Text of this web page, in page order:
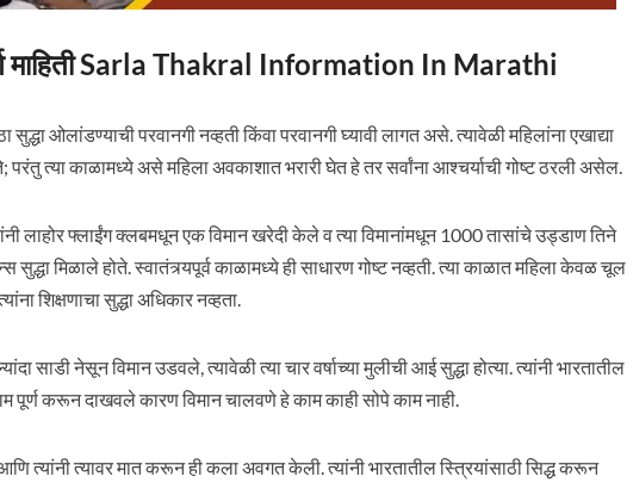
माहिती Sarla Thakral Information In Marathi
सुद्धा ओलांडण्याची परवानगी नव्हती किंवा परवानगी घ्यावी लागत असे. त्यावेळी महिलांना एखाद्या
त्या काळामध्ये असे महिला अवकाशात भरारी घेत हे तर सर्वांना आश्चर्याची गोष्ट ठरली असेल.
लाहोर फ्लाईंग क्लबमधून एक विमान खरेदी केले व त्या विमानांमधून 1000 तासांचे उड्डाण तिने
सुद्धा मिळाले होते. स्वातंत्र्यपूर्व काळामध्ये ही साधारण गोष्ट नव्हती. त्या काळात महिला केवळ चूल
शिक्षणाचा सुद्धा अधिकार नव्हता.
साडी नेसून विमान उडवले, त्यावेळी त्या चार वर्षाच्या मुलीची आई सुद्धा होत्या. त्यांनी भारतातील
पूर्ण करून दाखवले कारण विमान चालवणे हे काम काही सोपे काम नाही.
त्यांनी त्यावर मात करून ही कला अवगत केली. त्यांनी भारतातील स्त्रियांसाठी सिद्ध करून